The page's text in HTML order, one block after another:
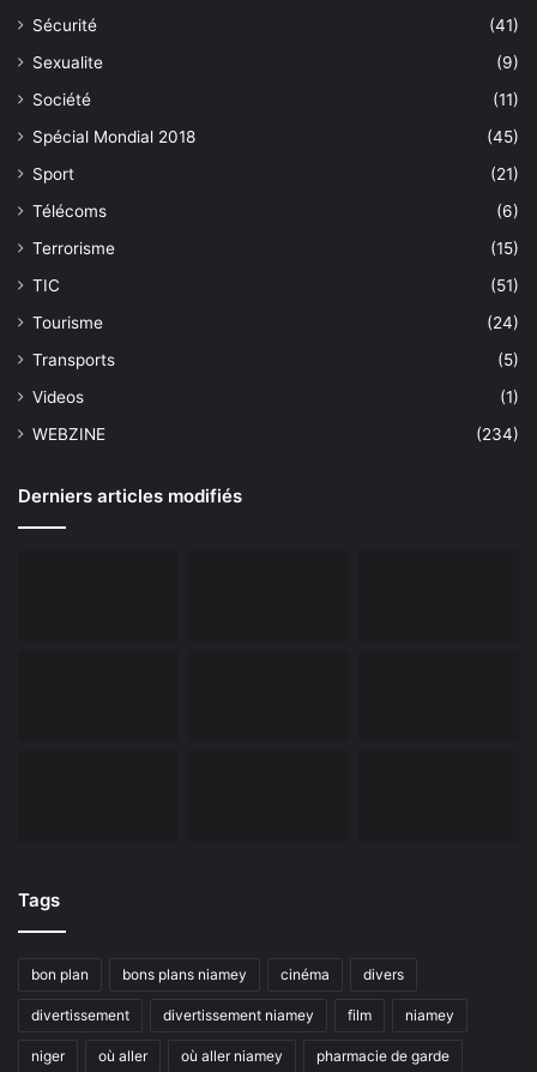
Sécurité
(41)
Sexualite
(9)
Société
(11)
Spécial Mondial 2018
(45)
Sport
(21)
Télécoms
(6)
Terrorisme
(15)
TIC
(51)
Tourisme
(24)
Transports
(5)
Videos
(1)
WEBZINE
(234)
Derniers articles modifiés
Tags
bon plan bons plans niamey cinéma divers
divertissement divertissement niamey film niamey
niger où aller où aller niamey pharmacie de garde